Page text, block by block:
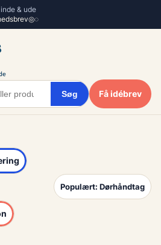
& ude
◎◌
Søg Få idébrev
Populært: Dørhåndtag